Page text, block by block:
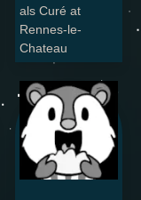
als Curé at
Rennes-le-
Chateau